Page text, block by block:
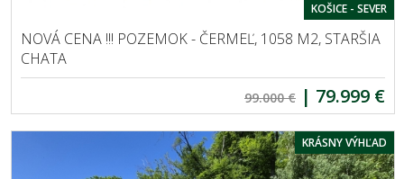
KOŠICE - SEVER
NOVÁ CENA !!! POZEMOK - ČERMEĽ, 1058 M2, STARŠIA
CHATA
99.000 € | 79.999 €
KRÁSNY VÝHĽAD